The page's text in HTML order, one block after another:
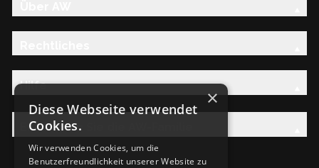
Hilfe
Entdecken Sie die AW-Familie
×
Diese Webseite verwendet
Cookies.
Wir verwenden Cookies, um die
Benutzerfreundlichkeit unserer Website zu